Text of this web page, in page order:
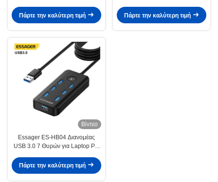
Πάρτε την καλύτερη τιμή
επέκταση φορητού υπολογιστή
Πάρτε την καλύτερη τιμή
Βίντεο
Essager ES-HB04 Διανομέας
USB 3.0 7 Θυρών για Laptop PC
Πάρτε την καλύτερη τιμή